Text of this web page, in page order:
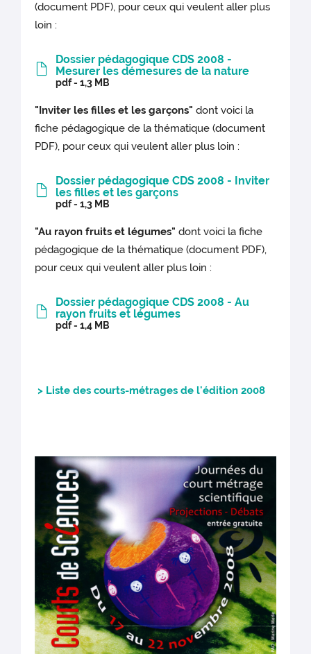
(document PDF), pour ceux qui veulent aller plus
loin :
Dossier pédagogique CDS 2008 -
Mesurer les démesures de la nature
pdf - 1,3 MB
"Inviter les filles et les garçons" dont voici la
fiche pédagogique de la thématique (document
PDF), pour ceux qui veulent aller plus loin :
Dossier pédagogique CDS 2008 - Inviter
les filles et les garçons
pdf - 1,3 MB
"Au rayon fruits et légumes" dont voici la fiche
pédagogique de la thématique (document PDF),
pour ceux qui veulent aller plus loin :
Dossier pédagogique CDS 2008 - Au
rayon fruits et légumes
pdf - 1,4 MB
> Liste des courts-métrages de l'édition 2008